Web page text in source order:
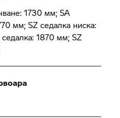
1730 мм; SA
мм; SZ седалка ниска:
1870 мм; SZ